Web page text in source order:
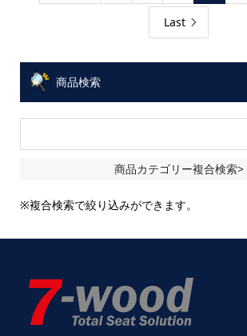
Last
商品検索
商品カテゴリー複合検索>
※複合検索で絞り込みができます。